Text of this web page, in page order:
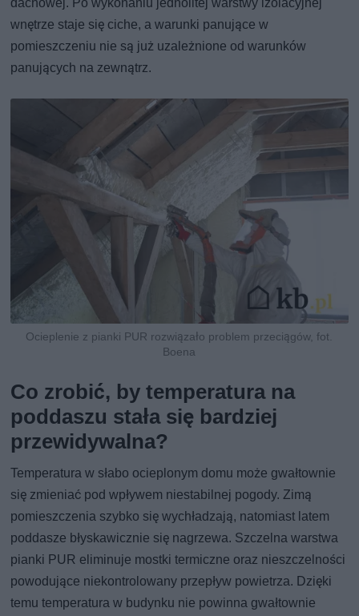
dachowej. Po wykonaniu jednolitej warstwy izolacyjnej
wnętrze staje się ciche, a warunki panujące w
pomieszczeniu nie są już uzależnione od warunków
panujących na zewnątrz.
Ocieplenie z pianki PUR rozwiązało problem przeciągów, fot.
Boena
Co zrobić, by temperatura na
poddaszu stała się bardziej
przewidywalna?
Temperatura w słabo ocieplonym domu może gwałtownie
się zmieniać pod wpływem niestabilnej pogody. Zimą
pomieszczenia szybko się wychładzają, natomiast latem
poddasze błyskawicznie się nagrzewa. Szczelna warstwa
pianki PUR eliminuje mostki termiczne oraz nieszczelności
powodujące niekontrolowany przepływ powietrza. Dzięki
temu temperatura w budynku nie powinna gwałtownie